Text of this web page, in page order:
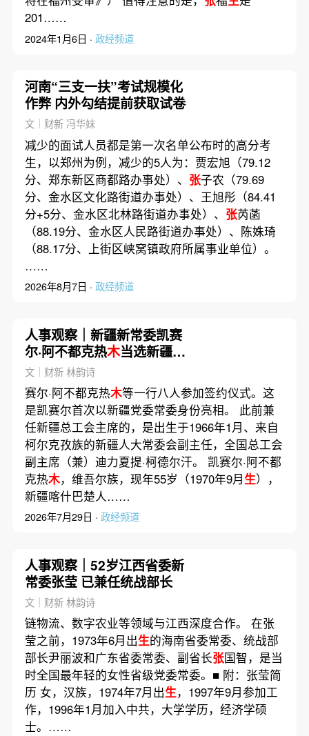
201……
2024年1月6日 · 政经频道
河南“三支一扶”考试规模化
作弊 内外勾结提前获取试卷
文｜财新 冯华妹
减少的面试人员都是第一次名单公布时的高分考
生，以郑州为例，减少的5人为：贾宏旭（79.12
分、郑东新区商都路办事处）、 张子农（79.69
分、金水区文化路街道办事处）、王旭彤（84.41
分+5分、金水区北林路街道办事处）、 张芮菡
（88.19分、金水区人民路街道办事处）、陈姝琦
（88.17分、上街区峡窝镇政府所属事业单位）。
……
2026年8月7日 · 政经频道
人事观察｜新疆新常委凯赛
尔·阿不都克热木当选新疆总
工会主席
文｜财新 林韵诗
赛尔·阿不都克热木等一行八人参加签约仪式。这
是凯赛尔首次以新疆党委常委身份亮相。 此前兼
任新疆总工会主席的，是出生于1966年1月、来自
柯尔克孜族的新疆人大常委会副主任，全国总工会
副主席（兼）迪力夏提·柯德尔汗。 凯赛尔·阿不都
克热木，维吾尔族，现年55岁（1970年9月生），
新疆喀什巴楚人……
2026年7月29日 · 政经频道
人事观察｜52岁江西省委新
常委张莹 已兼任统战部长
文｜财新 林韵诗
链物流、数字农业等领域与江西深度合作。 在张
莹之前，1973年6月出生的海南省委常委、统战部
部长尹丽波和广东省委常委、副省长张国智，是当
时全国最年轻的女性省级党委常委。■ 附：张莹简
历 女，汉族，1974年7月出生，1997年9月参加工
作，1996年1月加入中共，大学学历，经济学硕
士。……